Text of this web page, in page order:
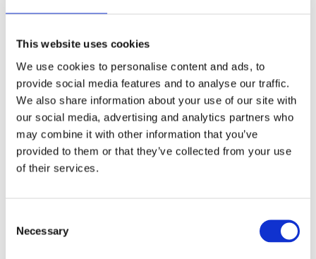
This website uses cookies
We use cookies to personalise content and ads, to
provide social media features and to analyse our traffic.
We also share information about your use of our site with
our social media, advertising and analytics partners who
may combine it with other information that you’ve
provided to them or that they’ve collected from your use
of their services.
Selection
Necessary
2025
Indicadores financieros
clave
proyectos financiados.